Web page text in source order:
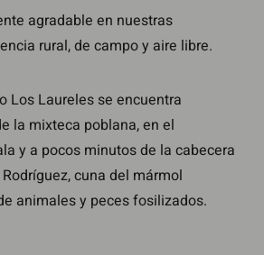
agradable en nuestras
rural, de campo y aire libre.
Los Laureles se encuentra
la mixteca poblana, en el
y a pocos minutos de la cabecera
cuna del mármol
animales y peces fosilizados.